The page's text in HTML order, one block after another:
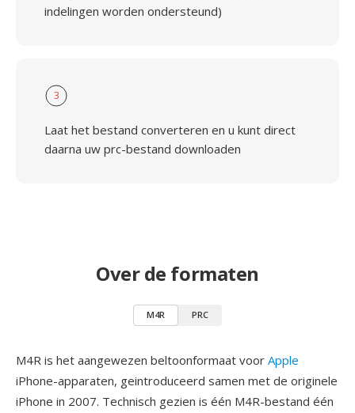
indelingen worden ondersteund)
3
Laat het bestand converteren en u kunt direct
daarna uw prc-bestand downloaden
Over de formaten
M4R PRC
M4R is het aangewezen beltoonformaat voor Apple
iPhone-apparaten, geintroduceerd samen met de originele
iPhone in 2007. Technisch gezien is één M4R-bestand één